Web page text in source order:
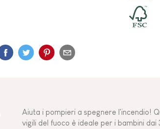
Aiuta i pompieri a spegnere l'incendio!
vigili del fuoco è ideale per i bambini